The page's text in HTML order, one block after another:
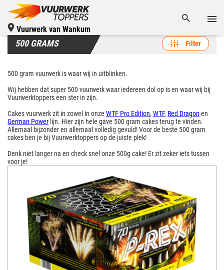
Vuurwerk van Wankum
500 GRAMS Filter
500 gram vuurwerk is waar wij in uitblinken.
Wij hebben dat super 500 vuurwerk waar iedereen dol op is en waar wij bij
Vuurwerktoppers een ster in zijn.
Cakes vuurwerk zit in zowel in onze WTF Pro Edition, WTF, Red Dragon en
German Power lijn. Hier zijn hele gave 500 gram cakes terug te vinden.
Allemaal bijzonder en allemaal volledig gevuld! Voor de beste 500 gram
cakes ben je bij Vuurwerktoppers op de juiste plek!
Denk niet langer na en check snel onze 500g cake! Er zit zeker iets tussen
voor je!